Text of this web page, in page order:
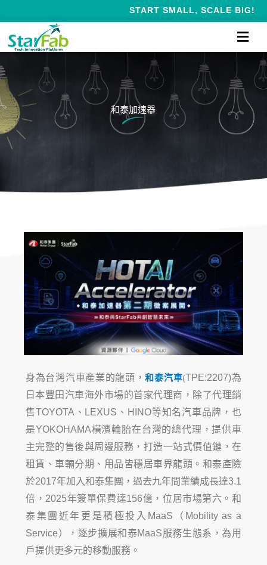
START SMALL, SCALE BIG!
和泰加速器
身為台灣汽車產業的龍頭，和泰汽車(TPE:2207)為
日本豐田汽車海外市場的首家代理商，除了代理銷
售TOYOTA 、 LEXUS 、 HINO等知名汽車品牌，也
是YOKOHAMA橫濱輪胎在台灣的總代理，提供車
主完整的售後與周邊服務，打造一站式價值鏈，在
租賃、車輛分期、用品皆穩居車界龍頭。和泰產險
於2017年加入和泰集團，過去九年間業績成長達3.1
倍， 2025年簽單保費達156億，位居市場第六。和
泰集團近年更是積極投入 MaaS （ Mobility as a
Service），逐步擴展和泰MaaS服務生態系，為用
戶提供更多元的移動服務。